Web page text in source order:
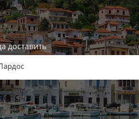
доставить